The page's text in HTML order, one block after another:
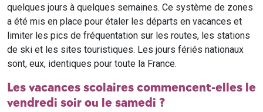
quelques jours à quelques semaines. Ce système de zones
a été mis en place pour étaler les départs en vacances et
limiter les pics de fréquentation sur les routes, les stations
de ski et les sites touristiques. Les jours fériés nationaux
sont, eux, identiques pour toute la France.
Les vacances scolaires commencent-elles le
vendredi soir ou le samedi ?